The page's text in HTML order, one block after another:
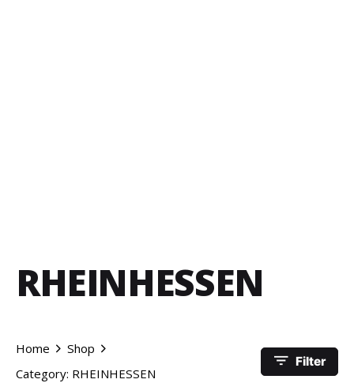
RHEINHESSEN
Home
Shop
Category: RHEINHESSEN
Filter